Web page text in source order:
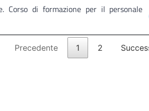
Corso di formazione per il personale
Precedente 1 2